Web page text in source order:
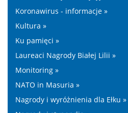
Koronawirus - informacje »
Kultura »
Ku pamięci »
Laureaci Nagrody Białej Lilii »
Monitoring »
NATO in Masuria »
Nagrody i wyróżnienia dla Ełku »